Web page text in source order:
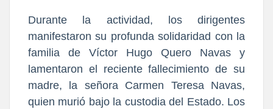
Durante la actividad, los dirigentes
manifestaron su profunda solidaridad con la
familia de Víctor Hugo Quero Navas y
lamentaron el reciente fallecimiento de su
madre, la señora Carmen Teresa Navas,
quien murió bajo la custodia del Estado. Los